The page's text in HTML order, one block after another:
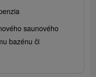
saunového
bazénu či